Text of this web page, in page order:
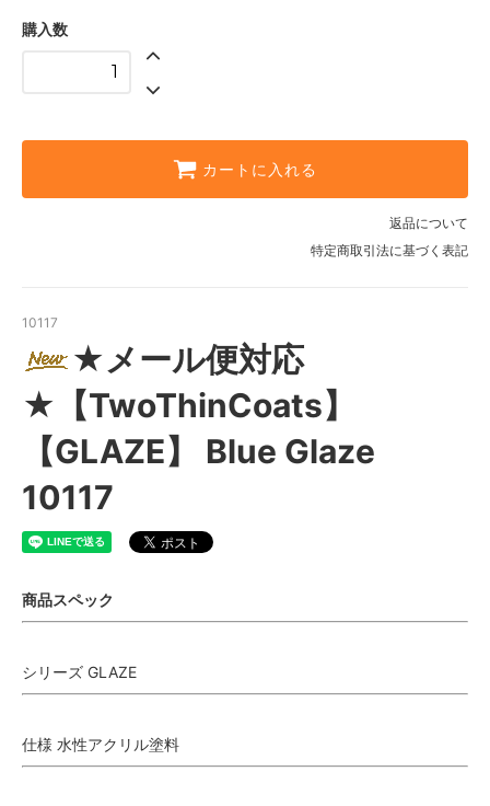
購入数
カートに入れる
返品について
特定商取引法に基づく表記
10117
★メール便対応
★【TwoThinCoats】
【GLAZE】 Blue Glaze
10117
商品スペック
シリーズ GLAZE
仕様 水性アクリル塗料